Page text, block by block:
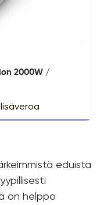
2000W /
eduista
on helppo